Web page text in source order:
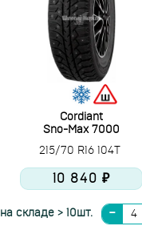
Cordiant
Sno-Max 7000
215/70 R16 104T
10 840 ₽
на складе > 10шт.